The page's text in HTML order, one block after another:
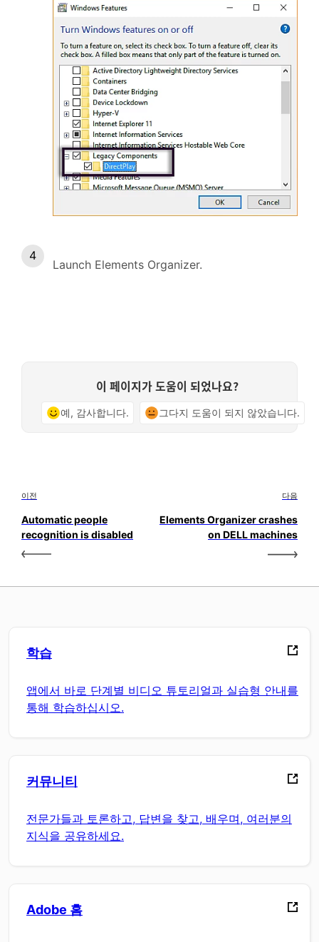
Launch Elements Organizer.
이 페이지가 도움이 되었나요?
예, 감사합니다. 그다지 도움이 되지 않았습니다.
이전
Automatic people
recognition is disabled
다음
Elements Organizer crashes
on DELL machines
학습
앱에서 바로 단계별 비디오 튜토리얼과 실습형 안내를
통해 학습하십시오.
커뮤니티
전문가들과 토론하고, 답변을 찾고, 배우며, 여러분의
지식을 공유하세요.
Adobe 홈